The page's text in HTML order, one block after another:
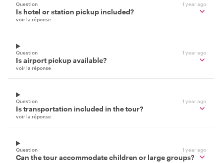
Question 1 year ago
Is hotel or station pickup included?
voir la réponse
Question 1 year ago
Is airport pickup available?
voir la réponse
Question 1 year ago
Is transportation included in the tour?
voir la réponse
Question 1 year ago
Can the tour accommodate children or large groups?